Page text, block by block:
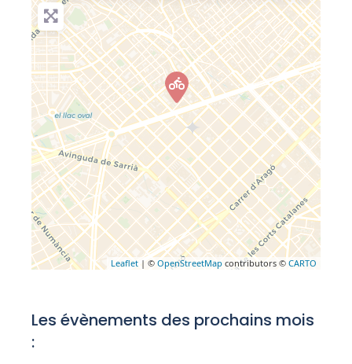
Leaflet | © OpenStreetMap contributors © CARTO
Les évènements des prochains mois
: